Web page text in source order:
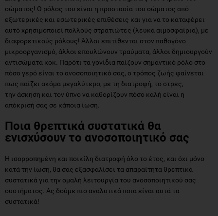
σώματος! Ο ρόλος του είναι η προστασία του σώματος από
εξωτερικές και εσωτερικές επιθέσεις και για να το καταφέρει
αυτό χρησιμοποιεί πολλούς στρατιώτες (λευκά αιμοσφαίρια), με
διαφορετικούς ρόλους! Άλλοι επιτίθενται στον παθογόνο
μικροοργανισμό, άλλοι επουλώνουν τραύματα, άλλοι δημιουργούν
αντισώματα κοκ. Παρότι τα γονίδια παίζουν σημαντικό ρόλο στο
πόσο γερό είναι το ανοσοποιητικό σας, ο τρόπος ζωής φαίνεται
πως παίζει ακόμα μεγαλύτερο, με τη διατροφή, το στρες,
την άσκηση και τον ύπνο να καθορίζουν πόσο καλή είναι η
απόκρισή σας σε κάποια ίωση.
Ποια θρεπτικά συστατικά θα
ενισχύσουν το ανοσοποιητικό σας
Η ισορροπημένη και ποικίλη διατροφή όλο το έτος, και όχι μόνο
κατά την ίωση, θα σας εξασφαλίσει τα απαραίτητα θρεπτικά
συστατικά για την ομαλή λειτουργία του ανοσοποιητικού σας
συστήματος. Ας δούμε πιο αναλυτικά ποια είναι αυτά τα
συστατικά!